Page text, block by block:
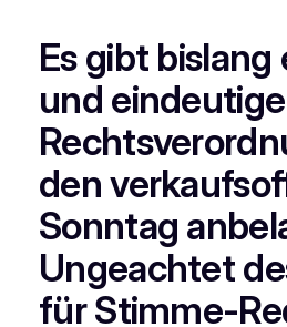
Es gibt bislang
und eindeutige
den
Sonntag
Ungeachtet
für Stimme-